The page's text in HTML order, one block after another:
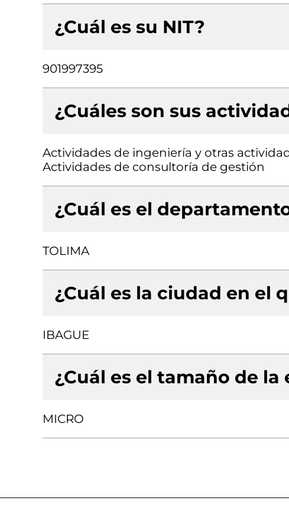
¿Cuál es su NIT?
901997395
¿Cuáles son sus
Actividades de ingeniería y otras
Actividades de consultoría de gestión
¿Cuál es el
TOLIMA
¿Cuál es la ciudad en el
IBAGUE
¿Cuál es el tamaño de la
MICRO